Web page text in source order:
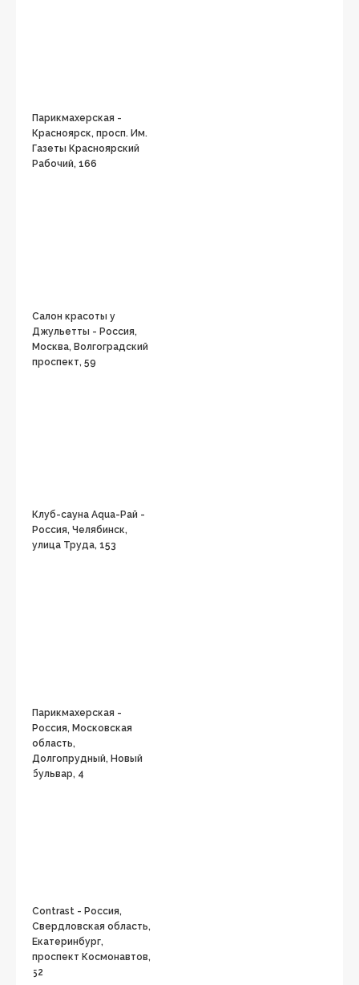
Парикмахерская -
Красноярск, просп. Им.
Газеты Красноярский
Рабочий, 166
Салон красоты у
Джульетты - Россия,
Москва, Волгоградский
проспект, 59
Клуб-сауна Aqua-Рай -
Россия, Челябинск,
улица Труда, 153
Парикмахерская -
Россия, Московская
область,
Долгопрудный, Новый
бульвар, 4
Contrast - Россия,
Свердловская область,
Екатеринбург,
проспект Космонавтов,
52